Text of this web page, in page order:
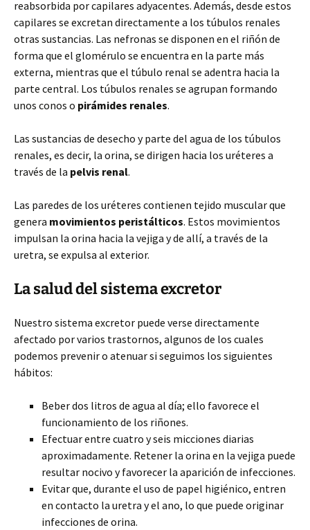
reabsorbida por capilares adyacentes. Además, desde estos
capilares se excretan directamente a los túbulos renales
otras sustancias. Las nefronas se disponen en el riñón de
forma que el glomérulo se encuentra en la parte más
externa, mientras que el túbulo renal se adentra hacia la
parte central. Los túbulos renales se agrupan formando
unos conos o pirámides renales.
Las sustancias de desecho y parte del agua de los túbulos
renales, es decir, la orina, se dirigen hacia los uréteres a
través de la pelvis renal.
Las paredes de los uréteres contienen tejido muscular que
genera movimientos peristálticos. Estos movimientos
impulsan la orina hacia la vejiga y de allí, a través de la
uretra, se expulsa al exterior.
La salud del sistema excretor
Nuestro sistema excretor puede verse directamente
afectado por varios trastornos, algunos de los cuales
podemos prevenir o atenuar si seguimos los siguientes
hábitos:
Beber dos litros de agua al día; ello favorece el
funcionamiento de los riñones.
Efectuar entre cuatro y seis micciones diarias
aproximadamente. Retener la orina en la vejiga puede
resultar nocivo y favorecer la aparición de infecciones.
Evitar que, durante el uso de papel higiénico, entren
en contacto la uretra y el ano, lo que puede originar
infecciones de orina.